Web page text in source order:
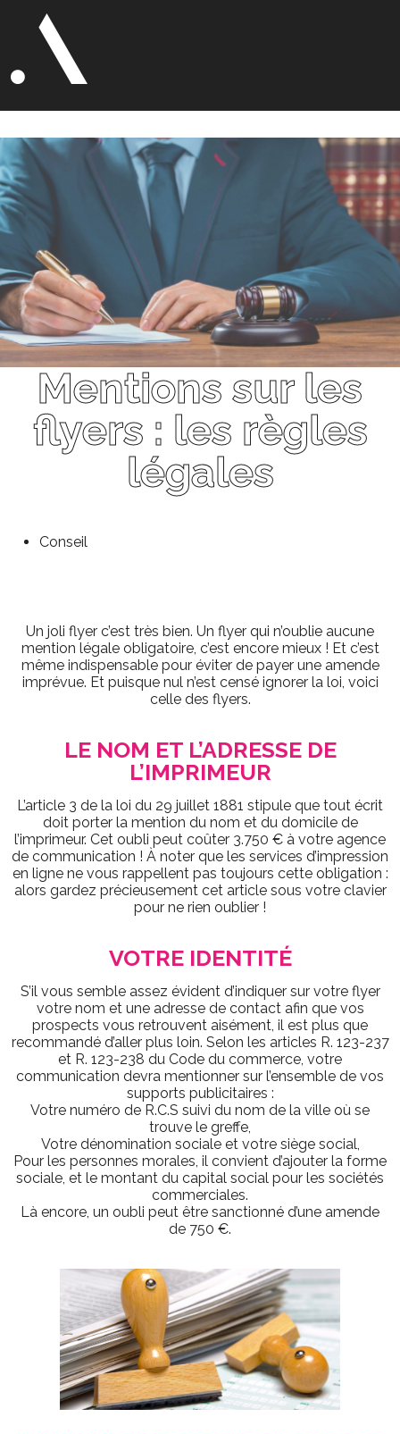
Mentions sur les
flyers : les règles
légales
Conseil
Un joli flyer c’est très bien. Un flyer qui n’oublie aucune
mention légale obligatoire, c’est encore mieux ! Et c’est
même indispensable pour éviter de payer une amende
imprévue. Et puisque nul n’est censé ignorer la loi, voici
celle des flyers.
LE NOM ET L’ADRESSE DE
L’IMPRIMEUR
L’article 3 de la loi du 29 juillet 1881 stipule que tout écrit
doit porter la mention du nom et du domicile de
l’imprimeur. Cet oubli peut coûter 3.750 € à votre agence
de communication ! À noter que les services d’impression
en ligne ne vous rappellent pas toujours cette obligation :
alors gardez précieusement cet article sous votre clavier
pour ne rien oublier !
VOTRE IDENTITÉ
S’il vous semble assez évident d’indiquer sur votre flyer
votre nom et une adresse de contact afin que vos
prospects vous retrouvent aisément, il est plus que
recommandé d’aller plus loin. Selon les articles R. 123-237
et R. 123-238 du Code du commerce, votre
communication devra mentionner sur l’ensemble de vos
supports publicitaires :
Votre numéro de R.C.S suivi du nom de la ville où se
trouve le greffe,
Votre dénomination sociale et votre siège social,
Pour les personnes morales, il convient d’ajouter la forme
sociale, et le montant du capital social pour les sociétés
commerciales.
Là encore, un oubli peut être sanctionné d’une amende
de 750 €.